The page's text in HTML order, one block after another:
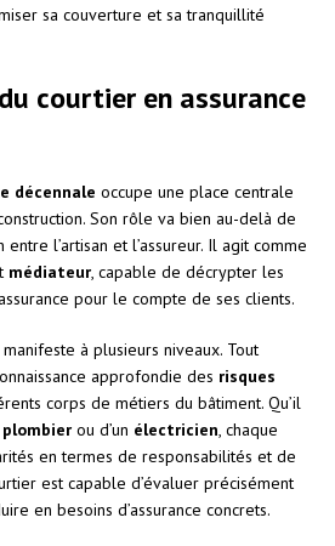
sa couverture et sa tranquillité
courtier en assurance
décennale occupe une place centrale
Son rôle va bien au-delà de
l’artisan et l’assureur. Il agit comme
médiateur , capable de décrypter les
pour le compte de ses clients.
à plusieurs niveaux. Tout
approfondie des risques
corps de métiers du bâtiment. Qu’il
plombier ou d’un électricien , chaque
en termes de responsabilités et de
est capable d’évaluer précisément
en besoins d’assurance concrets.